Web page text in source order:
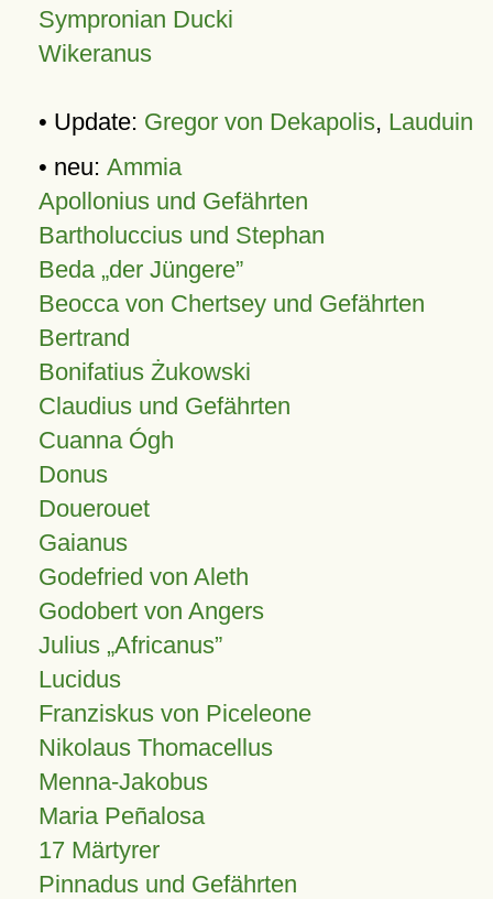
Sympronian Ducki
Wikeranus
• Update: Gregor von Dekapolis, Lauduin
• neu: Ammia
Apollonius und Gefährten
Bartholuccius und Stephan
Beda „der Jüngere”
Beocca von Chertsey und Gefährten
Bertrand
Bonifatius Żukowski
Claudius und Gefährten
Cuanna Ógh
Donus
Douerouet
Gaianus
Godefried von Aleth
Godobert von Angers
Julius Africanus
Lucidus
Franziskus von Piceleone
Nikolaus Thomacellus
Menna-Jakobus
Maria Peñalosa
17 Märtyrer
Pinnadus und Gefährten